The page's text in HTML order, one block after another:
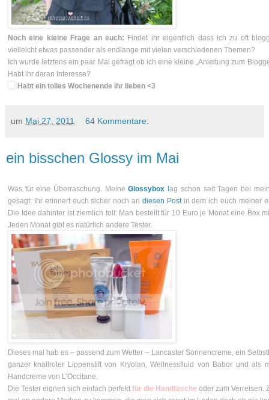
Noch eine kleine Frage an euch: Findet ihr eigentlich dass ich zu oft
vielleicht etwas passender als endlange mit vielen verschiedenen Themen?
Ich wurde letztens ein paar Mal gefragt ob ich eine kleine „Anleitung zum
Habt ihr daran Interesse?
Habt ein tolles Wochenende ihr lieben <3
um Mai 27, 2011 64 Kommentare:
ein bisschen Glossy im Mai
Was für eine Überraschung. MeineGlossybox lag schon seit Tagen bei
gesagt: Ihr erinnert euch sicher noch an diesen Post in dem ich euch meiner
Die Idee dahinter ist ziemlich toll: Man bestellt für 10 Euro je Monat eine Box
Jeden Monat gibt es natürlich andere Tester.
Dieses mal hab es – passend zum Wetter – Lancaster Sonnencreme, ein
ganzer knallroter Lippenstift von Kryolan, Wellnessfluid von Babor und als
Handcreme von L’Occitane.
Die Tester eignen sich einfach perfekt für die Handtasche oder zum Verreisen.